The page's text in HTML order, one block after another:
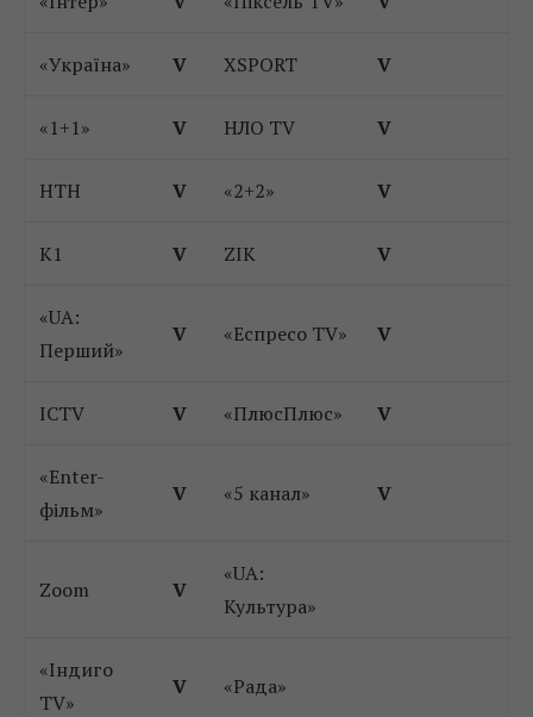
«Україна» V XSPORT V
«1+1» V НЛО TV V
НТН V «2+2» V
К1 V ZIK V
«UA:
Перший»
V «Еспресо TV» V
ICTV V «ПлюсПлюс» V
«Enter-
фільм»
V «5 канал» V
Zoom V
«UA:
Культура»
«Індиго
TV»
V «Рада»